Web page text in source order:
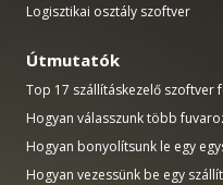
Logisztikai osztály szoftver
Útmutatók
Top 17 szállításkezelő szoftver
Hogyan válasszunk több
Hogyan bonyolítsunk le egy
Hogyan vezessünk be egy